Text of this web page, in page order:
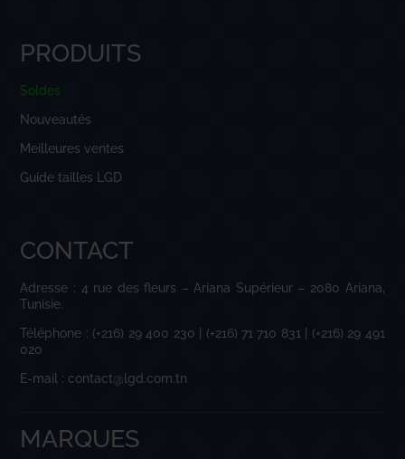
PRODUITS
Soldes
Nouveautés
Meilleures ventes
Guide tailles LGD
CONTACT
Adresse : 4 rue des fleurs – Ariana Supérieur – 2080 Ariana,
Tunisie.
Téléphone : (+216) 29 400 230 | (+216) 71 710 831 | (+216) 29 491
020
E-mail : contact@lgd.com.tn
MARQUES